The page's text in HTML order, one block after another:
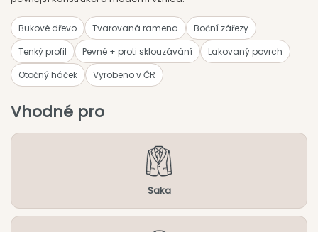
Bukové dřevo Tvarovaná ramena
Boční zářezy
Tenký profil
Pevné + proti sklouzávání
Lakovaný povrch
Otočný háček
Vyrobeno v ČR
Vhodné pro
Saka